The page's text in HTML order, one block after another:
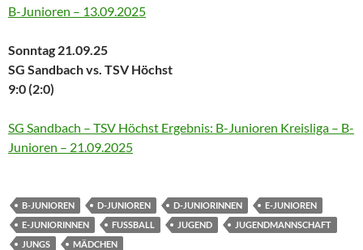
B-Junioren – 13.09.2025
Sonntag 21.09.25
SG Sandbach vs. TSV Höchst
9:0 (2:0)
SG Sandbach – TSV Höchst Ergebnis: B-Junioren Kreisliga – B-
Junioren – 21.09.2025
B-JUNIOREN D-JUNIOREN D-JUNIORINNEN
E-JUNIOREN
E-JUNIORINNEN
FUSSBALL JUGEND
JUGENDMANNSCHAFT
JUNGS
MÄDCHEN